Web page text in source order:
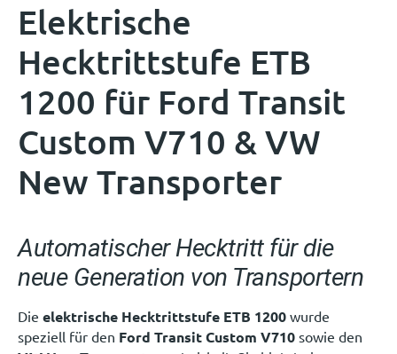
Elektrische
Hecktrittstufe ETB
1200 für Ford Transit
Custom V710 & VW
New Transporter
Automatischer Hecktritt für die
neue Generation von Transportern
Die elektrische Hecktrittstufe ETB 1200 wurde
speziell für den Ford Transit Custom V710 sowie den